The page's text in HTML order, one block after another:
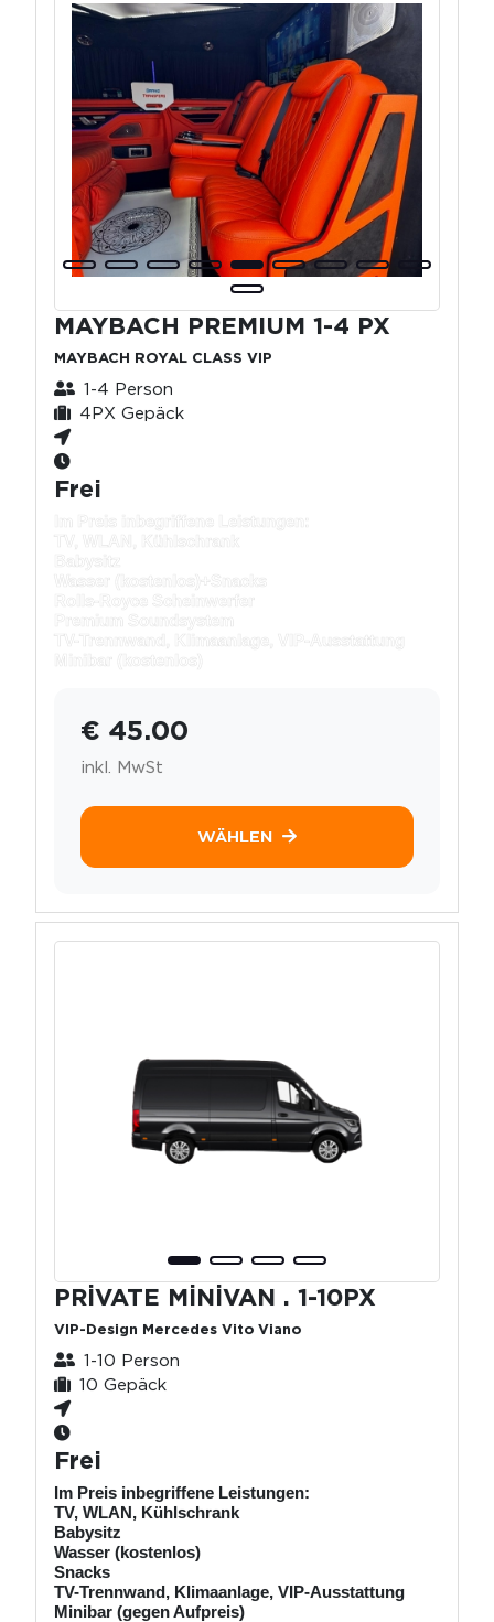
MAYBACH PREMIUM 1-4 PX
MAYBACH ROYAL CLASS VIP
1-4 Person
4PX Gepäck
Frei
TV, WLAN, Kühlschrank
Wasser (kostenlos)+
Rolls-Royce Scheinwerfer
TV-Trennwand, Klimaanlage, VIP-Ausstattung
Minibar (kostenlos)
€ 45.00
inkl. MwSt
WÄHLEN
PRİVATE MİNİVAN . 1-10PX
VIP-Design Mercedes Vito Viano
1-10 Person
10 Gepäck
Frei
Im Preis inbegriffene Leistungen:
TV, WLAN, Kühlschrank
Babysitz
Wasser (kostenlos)
Snacks
TV-Trennwand, Klimaanlage, VIP-Ausstattung
Minibar (gegen Aufpreis)